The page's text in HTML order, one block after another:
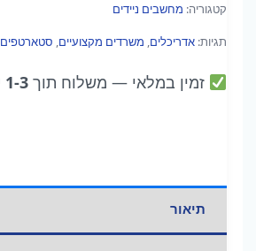
עם
RTX
קטגוריה: מחשבים ניידים
תגיות: אדריכלים, משרדים מקצועיים, סטארטפים
זמין במלאי — משלוח תוך1-3 ימי עסקים
תיאור